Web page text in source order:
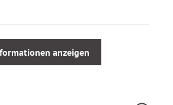
Zivil- und Katastrophenschutz
zuvor: Zielgruppe dieses Buchs
von Verwaltungen und
bearbeiten oder im Fall der Fälle
anzeigen